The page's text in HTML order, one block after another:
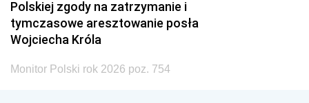
Polskiej zgody na zatrzymanie i
tymczasowe aresztowanie posła
Wojciecha Króla
Monitor Polski rok 2026 poz. 754